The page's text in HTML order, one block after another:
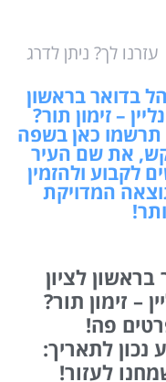
עזרנו לך? ניתן לדרג
בדואר בראשון
אונליין – זימון תור?
תרשמו כאן בשפה
את שם העיר
לקבוע ולהזמין
המדויקת
לציון
– זימון תור?
פה!
נכון לתאריך: